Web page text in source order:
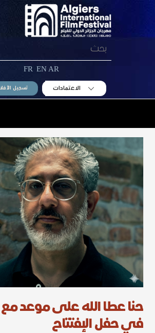
AR
EN
FR
الاعتمادات تسجيل
حنا عطا الله على موعد مع
في حفل الإفتتاح